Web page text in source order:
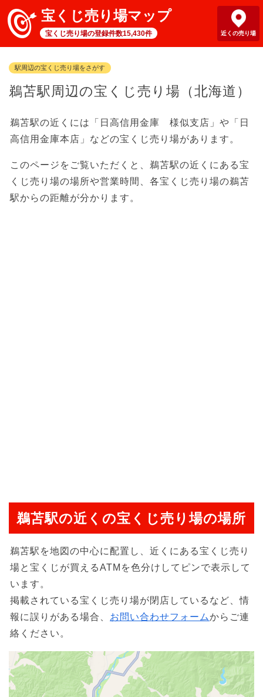
宝くじ売り場マップ
宝くじ売り場の登録件数15,430件 近くの売り場
駅周辺の宝くじ売り場をさがす
鵜苫駅周辺の宝くじ売り場（北海道）
鵜苫駅の近くには「日高信用金庫 様似支店」や「日
高信用金庫本店」などの宝くじ売り場があります。
このページをご覧いただくと、鵜苫駅の近くにある宝
くじ売り場の場所や営業時間、各宝くじ売り場の鵜苫
駅からの距離が分かります。
鵜苫駅の近くの宝くじ売り場の場所
鵜苫駅を地図の中心に配置し、近くにある宝くじ売り
場と宝くじが買えるATMを色分けしてピンで表示して
います。
掲載されている宝くじ売り場が閉店しているなど、情
報に誤りがある場合、 お問い合わせフォームからご連
絡ください。